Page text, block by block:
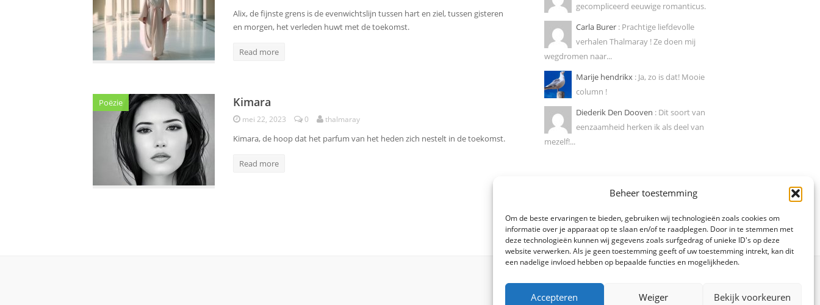
Beheer toestemming
Om de beste ervaringen te bieden, gebruiken wij technologieën zoals cookies om
informatie over je apparaat op te slaan en/of te raadplegen. Door in te stemmen met
deze technologieën kunnen wij gegevens zoals surfgedrag of unieke ID's op deze
website verwerken. Als je geen toestemming geeft of uw toestemming intrekt, kan dit
een nadelige invloed hebben op bepaalde functies en mogelijkheden.
Accepteren Weiger Bekijk voorkeuren
Alix, de fijnste grens is de evenwichtslijn tussen hart en ziel, tussen gisteren
en morgen, het verleden huwt met de toekomst.
Read more
Poëzie Kimara
mei 22, 2023 0 thalmaray
Kimara, de hoop dat het parfum van het heden zich nestelt in de toekomst.
Read more
gecompliceerd eeuwige romanticus.
Carla Burer : Prachtige liefdevolle
verhalen Thalmaray ! Ze doen mij
wegdromen naar...
Marije hendrikx : Ja, zo is dat! Mooie
column !
Diederik Den Dooven : Dit soort van
eenzaamheid herken ik als deel van
mezelf!...